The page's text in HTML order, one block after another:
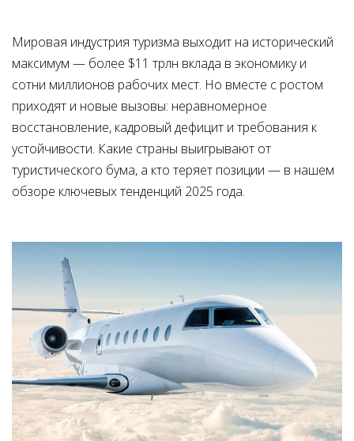
Мировая индустрия туризма выходит на исторический
максимум — более $11 трлн вклада в экономику и
сотни миллионов рабочих мест. Но вместе с ростом
приходят и новые вызовы: неравномерное
восстановление, кадровый дефицит и требования к
устойчивости. Какие страны выигрывают от
туристического бума, а кто теряет позиции — в нашем
обзоре ключевых тенденций 2025 года.